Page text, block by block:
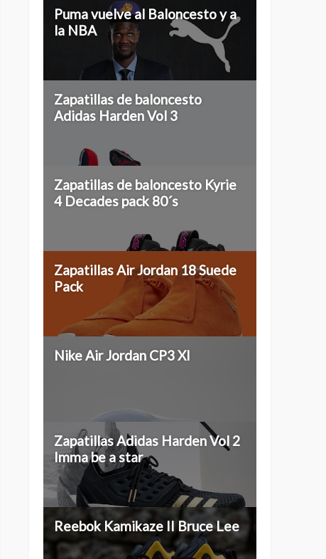
Puma vuelve al Baloncesto y a
la NBA
Zapatillas de baloncesto
Adidas Harden Vol 3
Zapatillas de baloncesto Kyrie
4 Decades pack 80´s
Zapatillas Air Jordan 18 Suede
Pack
Nike Air Jordan CP3 XI
Zapatillas Adidas Harden Vol 2
Imma be a star
Reebok Kamikaze II Bruce Lee